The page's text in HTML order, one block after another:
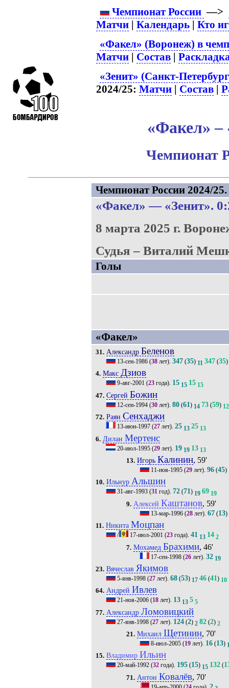
Чемпионат России —>
Матчи |Календарь |Кто
«Факел» (Воронеж) в
Матчи | Состав |
«Зенит» (Санкт-
2024/25:Матчи | Состав |
«Факел» –
Чемпионат
Чемпионат России 2024/
«Факел» — «Зенит».
8 марта 2025 г.
Судья – Виталий
Голы
«Факел»
31. Александр Беленов
13-сен-1986(38лет). 347(35) 11 347(35)
4. Макс Дзиов
9-авг-2001 (23года). 15 15 15 15
47. Сергей Божин
12-сен-1994(30лет). 80(61) 14 73(59) 12
72. Раян Сенхаджи
13-июн-1997(27лет). 25 13 25 13
6. Дилан Мертенс
20-июл-1995(29лет). 19 19 13 13
13. Игорь Калинин, 59'
11-ноя-1995 (29 лет).96 (45)
10. Ильнур Альшин
31-авг-1993(31год). 72(71) 19 69 19
9. Алексей Каштанов, 59'
13-мар-1996 (28 лет).67 (13)
11. Никита Моцпан
/ 17-июл-2001 (23года). 41 13 14 2
7. Мохамед Брахими, 46'
17-сен-1998 (26 лет).32 19
23. Вячеслав Якимов
5-янв-1998(27лет). 68(53) 17 46(41) 10
64. Андрей Ивлев
21-ноя-2006(18лет). 13 13 5 5
77. Александр Ломовицкий
27-янв-1998(27лет). 124(2) 2 82(2) 2
21. Михаил Щетинин, 70'
8-июл-2005 (19 лет). 16 (13)
15. Владимир Ильин
20-май-1992(32года). 195(15) 15 132(
71. Антон Ковалёв, 70'